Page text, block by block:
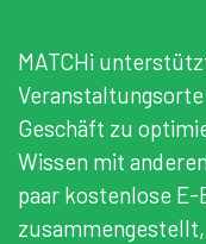
MATCHi
Geschäft zu
Wissen mit
paar kostenlose